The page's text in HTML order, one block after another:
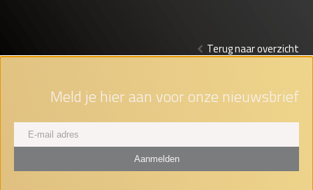
Terug naar overzicht
Meld je hier aan voor onze nieuwsbrief